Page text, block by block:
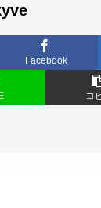
Facebook
コ